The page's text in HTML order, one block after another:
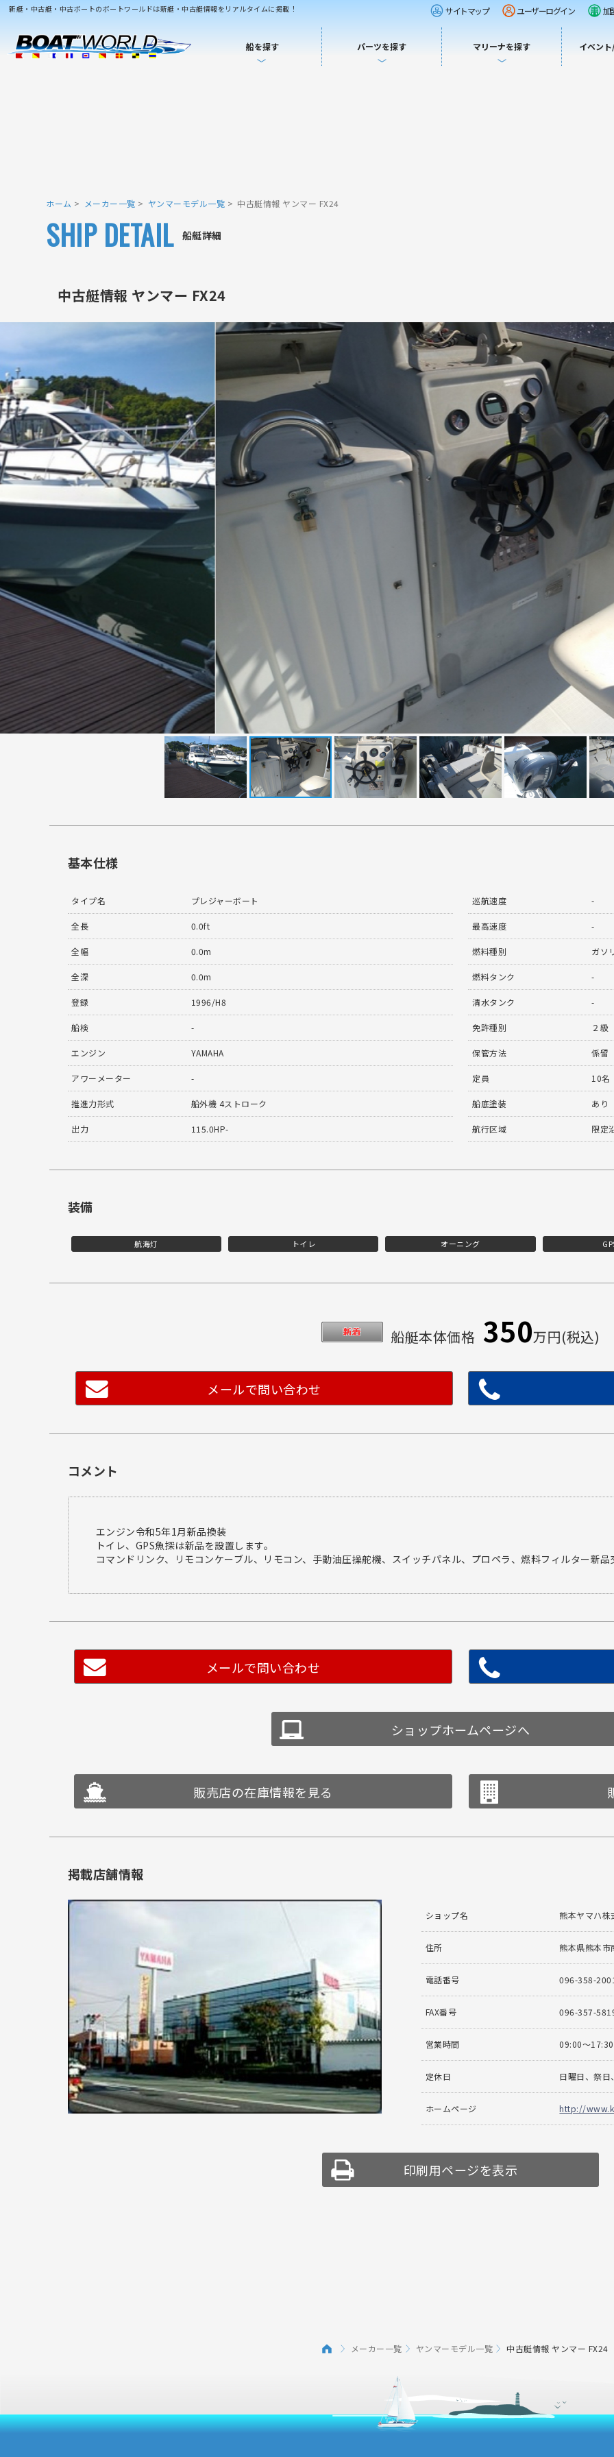
新艇・中古艇・中古ボートのボートワールドは新艇・中古艇情報をリアルタイムに掲載！ サイトマップ ユーザーログイン 加
船を探す パーツを探す マリーナを探す イベン
ホーム メーカー一覧 ヤンマーモデル一覧 中古艇情報 ヤンマー FX24
船艇詳細
SHIP DETAIL
中古艇情報 ヤンマー FX24
基本仕様
タイプ名 プレジャーボート
全長 0.0ft
全幅 0.0m
全深 0.0m
登録 1996/H8
船検 -
エンジン YAMAHA
アワーメーター -
推進力形式 船外機 4ストローク
出力 115.0HP-
巡航速度 -
最高速度 -
燃料種別 ガソ
燃料タンク -
清水タンク -
免許種別 ２級
保管方法 係留
定員 10名
船底塗装 あり
航行区域 限定
装備
航海灯 トイレ オーニング
船艇本体価格 350万円(税込)
メールで問い合わせ
コメント
エンジン令和5年1月新品換装
トイレ、GPS魚探は新品を設置します。
コマンドリンク、リモコンケーブル、リモコン、手動油圧操舵機、スイッチパネル、プロペラ、燃料フィルター新品
メールで問い合わせ
ショップホームページへ
販売店の在庫情報を見る
掲載店舗情報
ショップ名 熊本ヤマハ株
住所 熊本県熊本市
電話番号 096-358-2001
FAX番号 096-357-
営業時間 09:00〜17:30
定休日 日曜日、祭日
ホームページ http://
印刷用ページを表示
メーカー一覧 ヤンマーモデル一覧 中古艇情報 ヤンマー FX24